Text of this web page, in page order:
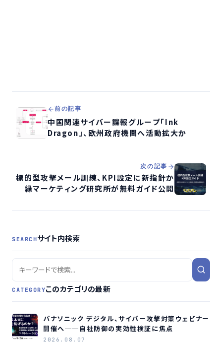
前の記事
中国関連サイバー諜報グループ「Ink
Dragon」、欧州政府機関へ活動拡大か
次の記事
標的型攻撃メール訓練、KPI設定に新指針か
縁マーケティング研究所が無料ガイド公開
SEARCHサイト内検索
CATEGORYこのカテゴリの最新
パナソニック デジタル、サイバー攻撃対策ウェビナー
開催へ──自社防御の実効性検証に焦点
2026.08.07